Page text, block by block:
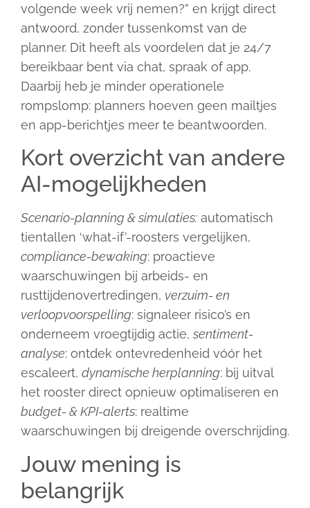
volgende week vrij nemen?” en krijgt direct
antwoord, zonder tussenkomst van de
planner. Dit heeft als voordelen dat je 24/7
bereikbaar bent via chat, spraak of app.
Daarbij heb je minder operationele
rompslomp: planners hoeven geen mailtjes
en app-berichtjes meer te beantwoorden.
Kort overzicht van andere
AI-mogelijkheden
Scenario-planning & simulaties: automatisch
tientallen ‘what-if’-roosters vergelijken,
compliance-bewaking: proactieve
waarschuwingen bij arbeids- en
rusttijdenovertredingen, verzuim- en
verloopvoorspelling: signaleer risico’s en
onderneem vroegtijdig actie,sentiment-
analyse: ontdek ontevredenheid vóór het
escaleert, dynamische herplanning: bij uitval
het rooster direct opnieuw optimaliseren en
budget- & KPI-alerts: realtime
waarschuwingen bij dreigende overschrijding.
Jouw mening is
belangrijk